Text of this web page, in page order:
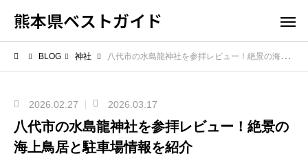
熊本県ベストガイド
BLOG 神社 八代市の水島龍神社を参拝レビュー！絶景の海上鳥居と駐車場情報を紹介
2026.02.27 2026.03.17
八代市の水島龍神社を参拝レビュー！絶景の
海上鳥居と駐車場情報を紹介